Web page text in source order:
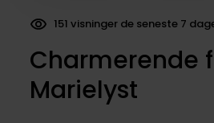
44 dokumenter downloadet
Charmerende
Marielyst